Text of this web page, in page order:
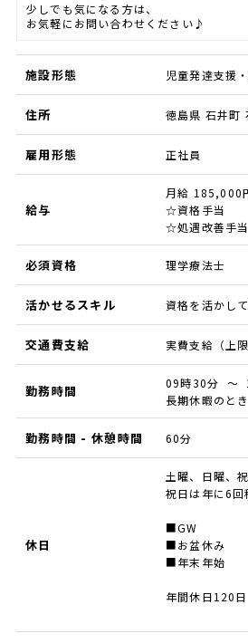
少しでも気になる方は、
お気軽にお問い合わせください♪
施設形態 児童発達支援
住所 徳島県 石井町
雇用形態 正社員
給与
月給 185,000
☆資格手当
☆処遇改善手当
必須資格 理学療法士
活かせるスキル 資格を活かし
交通費支給 実費支給（上
勤務時間
09時30分 ～
長期休暇のと
勤務時間 - 休憩時間 60分
休日
土曜、日曜、
祝日は年に6回
■GW
■お盆休み
■年末年始
年間休日120日